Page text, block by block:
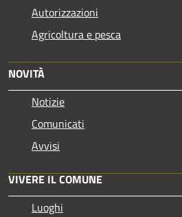
Autorizzazioni
Agricoltura e pesca
NOVITÀ
Notizie
Comunicati
Avvisi
VIVERE IL COMUNE
Luoghi